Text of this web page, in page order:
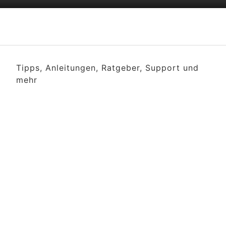
Tipps, Anleitungen, Ratgeber, Support und
mehr